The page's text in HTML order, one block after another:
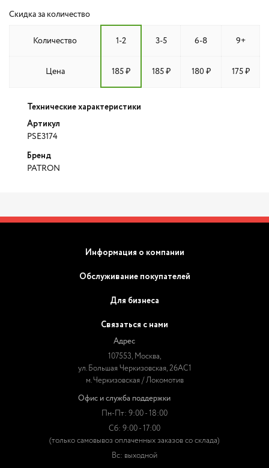
Скидка за количество
Количество 1-2 3-5 6-8 9+
Цена 185 ₽ 185 ₽ 180 ₽ 175 ₽
Технические характеристики
Артикул
PSE3174
Бренд
PATRON
Информация о компании
Обслуживание покупателей
Для бизнеса
Связаться с нами
Адрес
107553, Москва,
ул. Большая Черкизовская, 26АС1
м. Черкизовская / Локомотив
Офис и служба поддержки
Пн-Пт: 9:00 - 18:00
Сб: 9:00 - 17:00
(только самовывоз оплаченных заказов со склада)
Вс: выходной